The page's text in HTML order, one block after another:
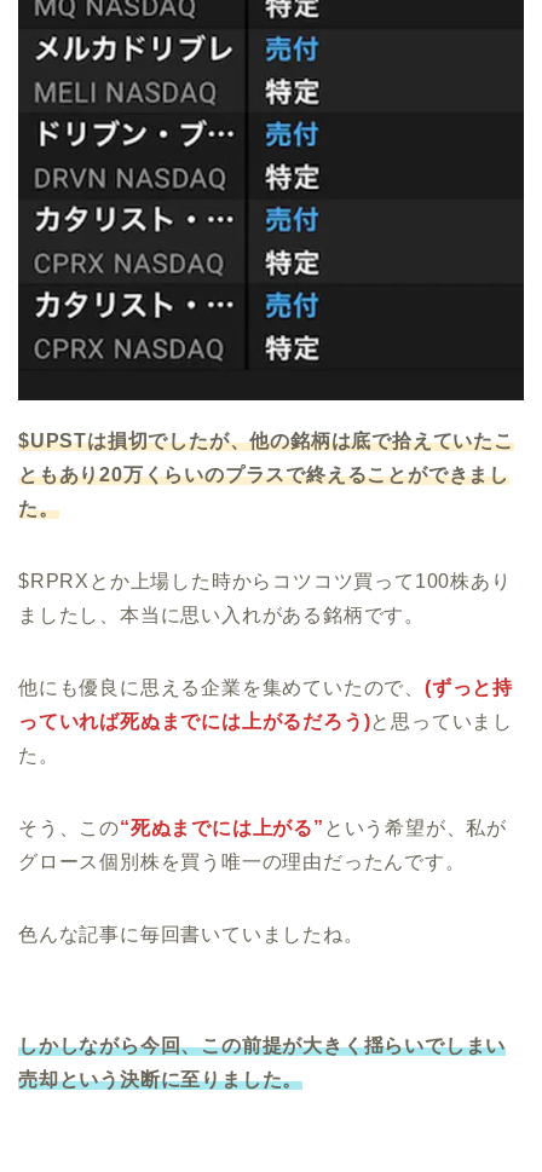
$UPSTは損切でしたが、他の銘柄は底で拾えていたこ
ともあり20万くらいのプラスで終えることができまし
た。
$RPRXとか上場した時からコツコツ買って100株あり
ましたし、本当に思い入れがある銘柄です。
他にも優良に思える企業を集めていたので、(ずっと持
っていれば死ぬまでには上がるだろう)と思っていまし
た。
そう、この“死ぬまでには上がる” という希望が、私が
グロース個別株を買う唯一の理由だったんです。
色んな記事に毎回書いていましたね。
しかしながら今回、この前提が大きく揺らいでしまい
売却という決断に至りました。